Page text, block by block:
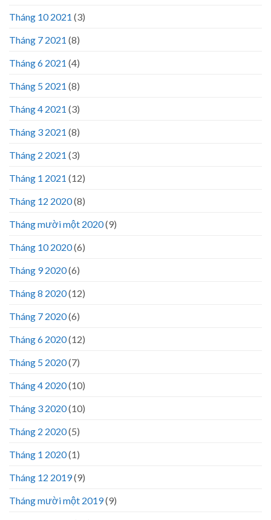
Tháng 10 2021 (3)
Tháng 7 2021 (8)
Tháng 6 2021 (4)
Tháng 5 2021 (8)
Tháng 4 2021 (3)
Tháng 3 2021 (8)
Tháng 2 2021 (3)
Tháng 1 2021 (12)
Tháng 12 2020(8)
Tháng mười một 2020(9)
Tháng 10 2020(6)
Tháng 9 2020(6)
Tháng 8 2020(12)
Tháng 7 2020(6)
Tháng 6 2020(12)
Tháng 5 2020(7)
Tháng 4 2020(10)
Tháng 3 2020(10)
Tháng 2 2020(5)
Tháng 1 2020(1)
Tháng 12 2019(9)
Tháng mười một 2019(9)